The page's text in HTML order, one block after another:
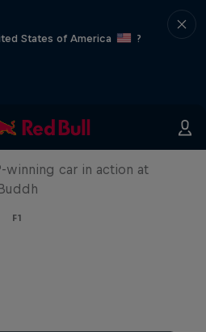
States of America
?
to India
winning car in action at
F1